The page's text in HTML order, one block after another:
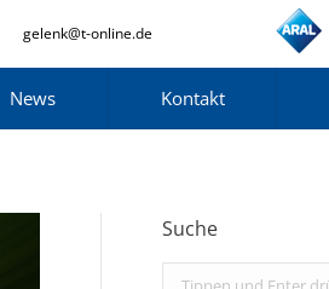
gelenk@t-online.de
News Kontakt
Suche
Search: